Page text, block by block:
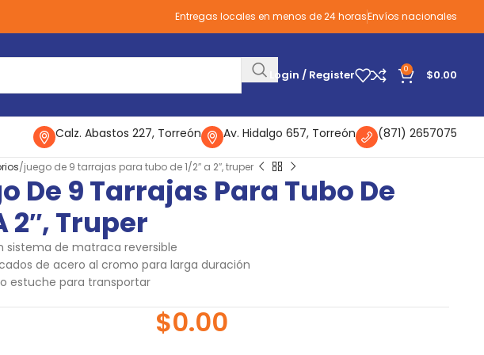
Entregas locales en menos de 24 horasEnvíos nacionales
Login / Register 0 $0.00
Calz. Abastos 227, Torreón Av. Hidalgo 657, Torreón (871) 2657075
juego de 9 tarrajas para tubo de 1/2″ a 2″, truper
De 9 Tarrajas Para Tubo De
2″, Truper
sistema de matraca reversible
de acero al cromo para larga duración
estuche para transportar
$0.00